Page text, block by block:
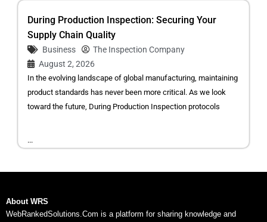
During Production Inspection: Securing Your
Supply Chain Quality
Business
The Inspection Company
August 2, 2026
In the evolving landscape of global manufacturing, maintaining
product standards has never been more critical. As we look
toward the future, During Production Inspection protocols
...
About WRS
WebRankedSolutions.Com is a platform for sharing knowledge and